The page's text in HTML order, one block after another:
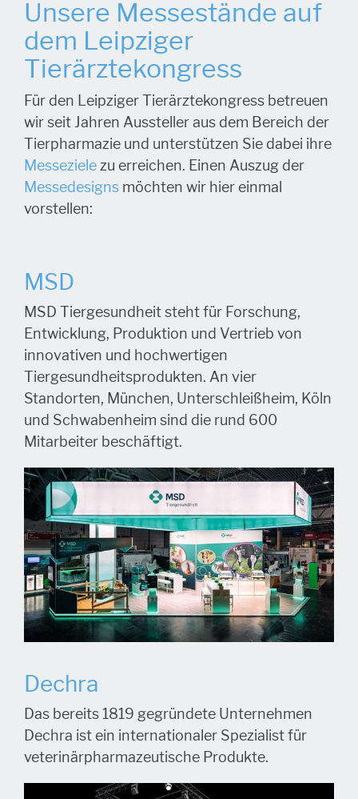
Unsere Messestände auf
dem Leipziger
Tierärztekongress
Für den Leipziger Tierärztekongress betreuen
wir seit Jahren Aussteller aus dem Bereich der
Tierpharmazie und unterstützen Sie dabei ihre
Messezielezu erreichen. Einen Auszug der
Messedesigns möchten wir hier einmal
vorstellen:
MSD
MSD Tiergesundheit steht für Forschung,
Entwicklung, Produktion und Vertrieb von
innovativen und hochwertigen
Tiergesundheitsprodukten. An vier
Standorten, München, Unterschleißheim, Köln
und Schwabenheim sind die rund 600
Mitarbeiter beschäftigt.
Dechra
Das bereits 1819 gegründete Unternehmen
Dechra ist ein internationaler Spezialist für
veterinärpharmazeutische Produkte.